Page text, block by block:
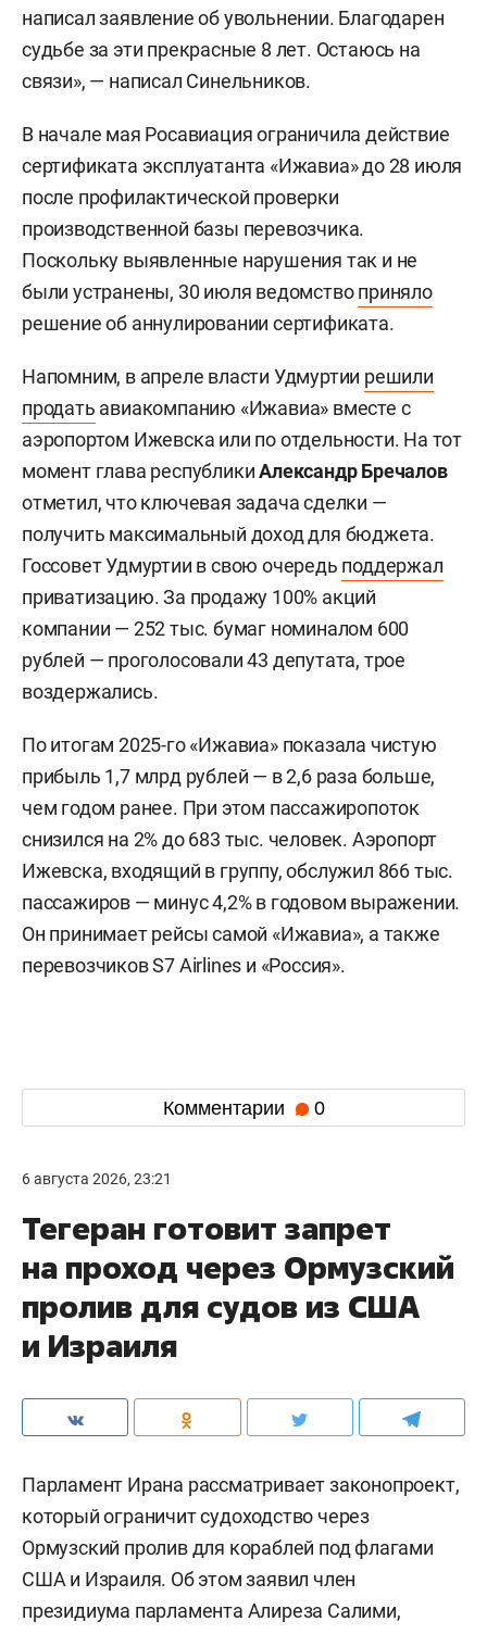
написал заявление об увольнении. Благодарен
судьбе за эти прекрасные 8 лет. Остаюсь на
связи», — написал Синельников.
В начале мая Росавиация ограничила действие
сертификата эксплуатанта «Ижавиа» до 28 июля
после профилактической проверки
производственной базы перевозчика.
Поскольку выявленные нарушения так и не
были устранены, 30 июля ведомствоприняло
решение об аннулировании сертификата.
Напомним, в апреле власти Удмуртии решили
продать авиакомпанию «Ижавиа» вместе с
аэропортом Ижевска или по отдельности. На тот
момент глава республикиАлександр Бречалов
отметил, что ключевая задача сделки —
получить максимальный доход для бюджета.
Госсовет Удмуртии в свою очередь поддержал
приватизацию. За продажу 100% акций
компании — 252 тыс. бумаг номиналом 600
рублей — проголосовали 43 депутата, трое
воздержались.
По итогам 2025-го «Ижавиа» показала чистую
прибыль 1,7 млрд рублей — в 2,6 раза больше,
чем годом ранее. При этом пассажиропоток
снизился на 2% до 683 тыс. человек. Аэропорт
Ижевска, входящий в группу, обслужил 866 тыс.
пассажиров — минус 4,2% в годовом выражении.
Он принимает рейсы самой «Ижавиа», а также
перевозчиков S7 Airlines и «Россия».
Комментарии 0
6 августа 2026, 23:21
Тегеран готовит запрет
на проход через Ормузский
пролив для судов из США
и Израиля
Парламент Ирана рассматривает законопроект,
который ограничит судоходство через
Ормузский пролив для кораблей под флагами
США и Израиля. Об этом заявил член
президиума парламента Алиреза Салими,